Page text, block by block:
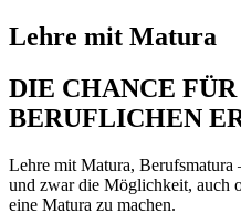
Lehre mit Matura
DIE CHANCE
BERUFLICHEN
Lehre mit Matura, Berufsmatura
und zwar die Möglichkeit, auch
eine Matura zu machen.